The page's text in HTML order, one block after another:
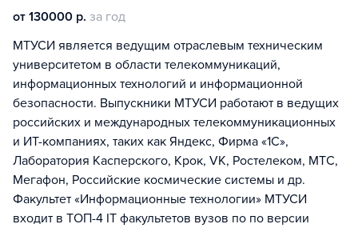
от 130000 р. за год
МТУСИ является ведущим отраслевым техническим
университетом в области телекоммуникаций,
информационных технологий и информационной
безопасности. Выпускники МТУСИ работают в ведущих
российских и международных телекоммуникационных
и ИТ-компаниях, таких как Яндекс, Фирма «1С»,
Лаборатория Касперского, Крок, VK, Ростелеком, МТС,
Мегафон, Российские космические системы и др.
Факультет «Информационные технологии» МТУСИ
входит в ТОП-4 IT факультетов вузов по по версии